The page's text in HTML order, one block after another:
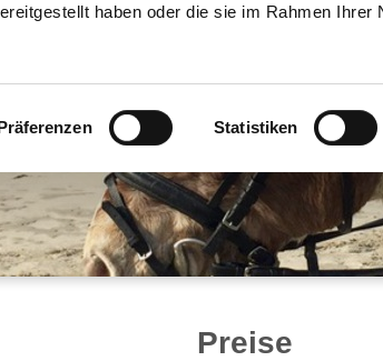
haben oder die sie im Rahmen Ihrer
Statistiken
Preise